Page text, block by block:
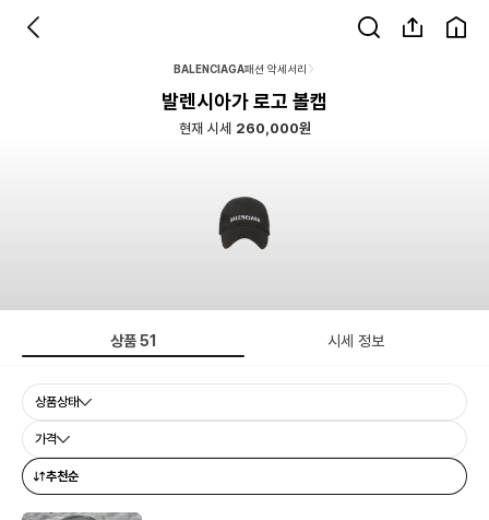
BALENCIAGA패션 악세서리
발렌시아가 로고 볼캡
현재 시세 260,000원
상품51 시세 정보
상품상태
가격
추천순